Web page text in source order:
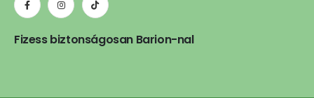
Fizess biztonságosan Barion-nal